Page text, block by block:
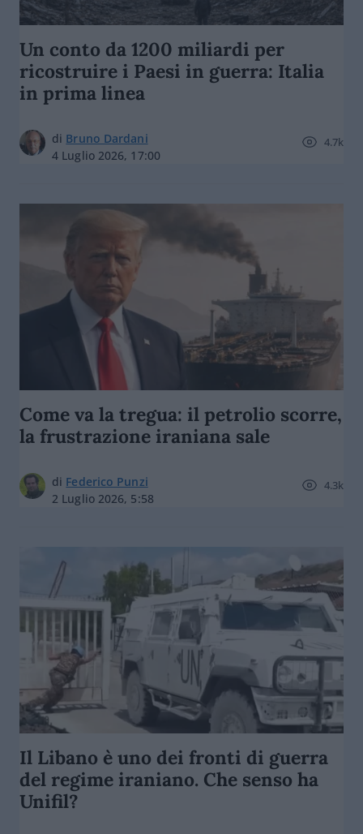
Un conto da 1200 miliardi per
ricostruire i Paesi in guerra: Italia
in prima linea
di Bruno Dardani
4 Luglio 2026, 17:00
4.7k
Come va la tregua: il petrolio scorre,
la frustrazione iraniana sale
di Federico Punzi
2 Luglio 2026, 5:58
4.3k
Il Libano è uno dei fronti di guerra
del regime iraniano. Che senso ha
Unifil?